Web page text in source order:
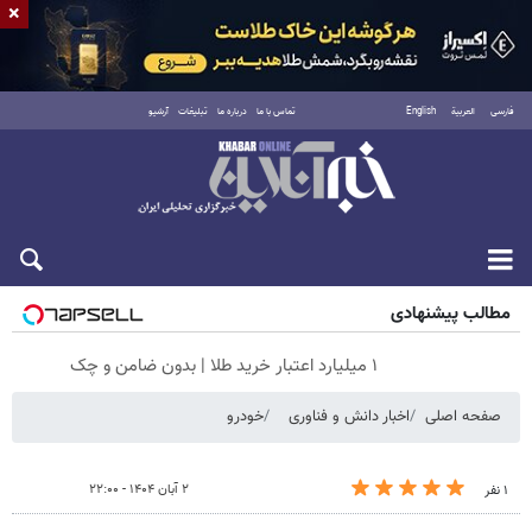
فارسی العربية English تماس با ما درباره ما تبلیغات آرشیو
جمعه ۱۶ مرداد ۱۴۰۵
مطالب پیشنهادی
۱ میلیارد اعتبار خرید طلا | بدون ضامن و چک
صفحه اصلی اخبار دانش و فناوری خودرو
۱ نفر ۲ آبان ۱۴۰۴ - ۲۲:۰۰
×